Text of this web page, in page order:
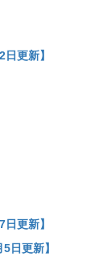
更新】
更新】
日更新】